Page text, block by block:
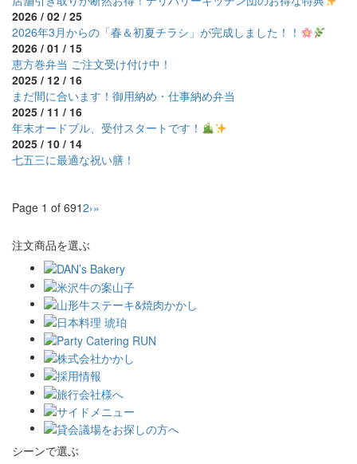
2026 / 02 / 25
2026年3月からの「春＆初夏チラシ」が完成しました！！
2026 / 01 / 15
恵方巻弁当 ご注文受け付け中！
2025 / 12 / 16
まだ間に合います！御用納め・仕事納め弁当
2025 / 11 / 16
年末オードブル、受付スタートです！
2025 / 10 / 14
七五三に最適な祝い膳！
Page 1 of 6912›»
注文商品を選ぶ
シーンで選ぶ